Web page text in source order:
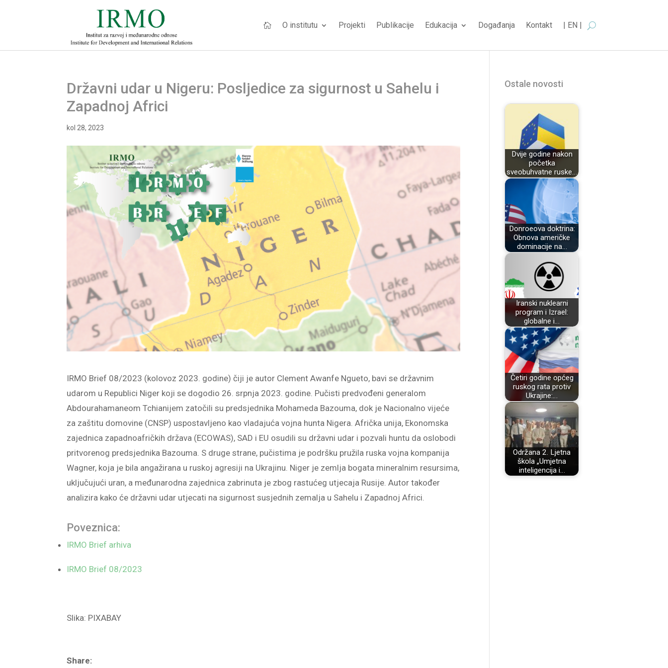
 O institutu Projekti Publikacije Edukacija Događanja Kontakt | EN |
Državni udar u Nigeru: Posljedice za sigurnost u Sahelu i
Zapadnoj Africi
kol 28, 2023
IRMO Brief 08/2023 (kolovoz 2023. godine) čiji je autor Clement Awanfe Ngueto, bavi se državnim
udarom u Republici Niger koji se dogodio 26. srpnja 2023. godine. Pučisti predvođeni generalom
Abdourahamaneom Tchianijem zatočili su predsjednika Mohameda Bazouma, dok je Nacionalno vijeće
za zaštitu domovine (CNSP) uspostavljeno kao vladajuća vojna hunta Nigera. Afrička unija, Ekonomska
zajednica zapadnoafričkih država (ECOWAS), SAD i EU osudili su državni udar i pozvali huntu da oslobodi
pritvorenog predsjednika Bazouma. S druge strane, pučistima je podršku pružila ruska vojna kompanija
Wagner, koja je bila angažirana u ruskoj agresiji na Ukrajinu. Niger je zemlja bogata mineralnim resursima,
uključujući uran, a međunarodna zajednica zabrinuta je zbog rastućeg utjecaja Rusije. Autor također
analizira kako će državni udar utjecati na sigurnost susjednih zemalja u Sahelu i Zapadnoj Africi.
Poveznica:
IRMO Brief arhiva
IRMO Brief 08/2023
Slika: PIXABAY
Share:
Ostale novosti
Dvije godine nakon
početka
sveobuhvatne ruske…
Donroeova doktrina:
Obnova američke
dominacije na…
Iranski nuklearni
program i Izrael:
globalne i…
Četiri godine općeg
ruskog rata protiv
Ukrajine:…
Održana 2. Ljetna
škola „Umjetna
inteligencija i…